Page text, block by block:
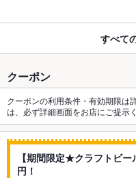
すべて
クーポン
クーポンの利用条件・有効期限は
は、必ず詳細画面をお店にご提示く
【期間限定★クラフトビ
円！